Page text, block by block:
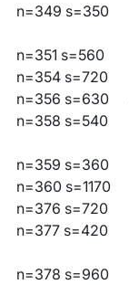
n=349 s=350
n=351 s=560
n=354 s=720
n=356 s=630
n=358 s=540
n=359 s=360
n=360 s=1170
n=376 s=720
n=377 s=420
n=378 s=960